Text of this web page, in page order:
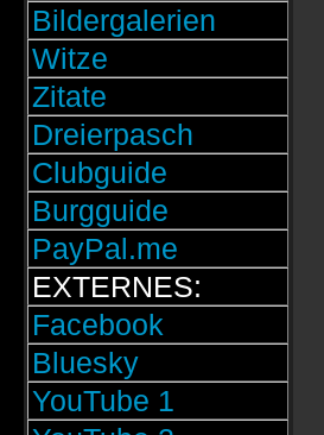
Bildergalerien
Witze
Zitate
Dreierpasch
Clubguide
Burgguide
PayPal.me
EXTERNES:
Facebook
Bluesky
YouTube 1